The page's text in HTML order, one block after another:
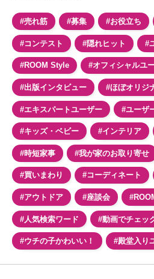
#売れ筋 #募集 #お役立ち
#コンテスト #隠れヒット #
#ROOM Style #オフィシャルユ
#出版インタビュー #ほぼオリジ
#エキスパートユーザー #ユーザ
#キッズ・ベビー #インテリア
#時短家事 #我が家のお取り寄せ
#買いまわり #コーディネート
#アウトドア #座談会
#人気検索ワード #動画でチェッ
#ウチの子かわいい！ #殿堂入り